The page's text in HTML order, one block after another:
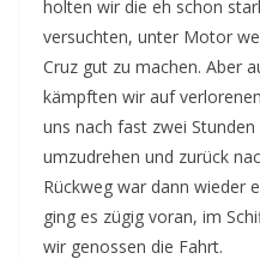
holten wir die eh schon
versuchten, unter Motor
Cruz gut zu machen. Aber
kämpften wir auf
uns nach fast zwei
umzudrehen und zurück
Rückweg war dann wieder
ging es zügig voran, im
wir genossen die Fahrt.